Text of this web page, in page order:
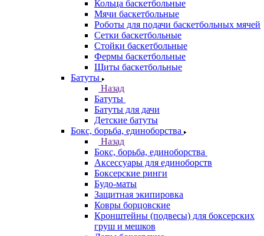
Кольца баскетбольные
Мячи баскетбольные
Роботы для подачи баскетбольных мячей
Сетки баскетбольные
Стойки баскетбольные
Фермы баскетбольные
Щиты баскетбольные
Батуты
Назад
Батуты
Батуты для дачи
Детские батуты
Бокс, борьба, единоборства
Назад
Бокс, борьба, единоборства
Аксессуары для единоборств
Боксерские ринги
Будо-маты
Защитная экипировка
Ковры борцовские
Кронштейны (подвесы) для боксерских
груш и мешков